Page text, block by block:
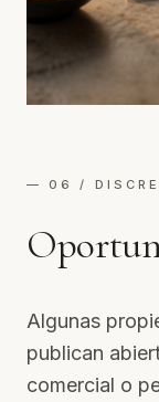
— 06 /
Algunas
publican
comercial o